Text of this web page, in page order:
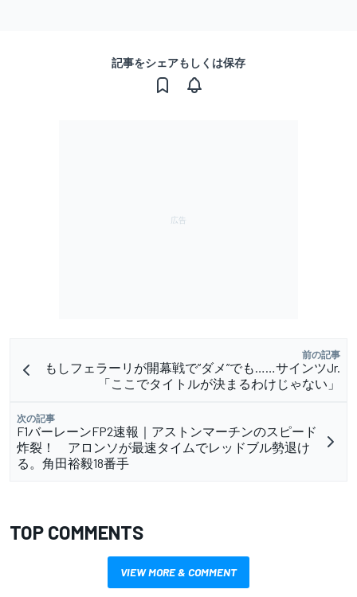
記事をシェアもしくは保存
前の記事
もしフェラーリが開幕戦で”ダメ”でも……サインツJr.
「ここでタイトルが決まるわけじゃない」
次の記事
F1バーレーンFP2速報｜アストンマーチンのスピード
炸裂！ アロンソが最速タイムでレッドブル勢退け
る。角田裕毅18番手
TOP COMMENTS
VIEW MORE & COMMENT